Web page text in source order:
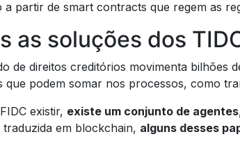
a partir de smart contracts que regem as
as soluções dos
de direitos creditórios movimenta bilhões
que podem somar nos processos, como
existir, existe um conjunto de agentes
em blockchain, alguns desses